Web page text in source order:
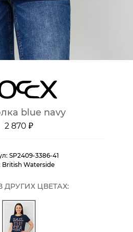
blue navy
2 870 ₽
SP2409-3386-41
British Waterside
ДРУГИХ ЦВЕТАХ: